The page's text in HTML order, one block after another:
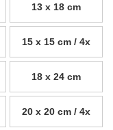
13 x 18 cm
15 x 15 cm / 4x
18 x 24 cm
20 x 20 cm / 4x